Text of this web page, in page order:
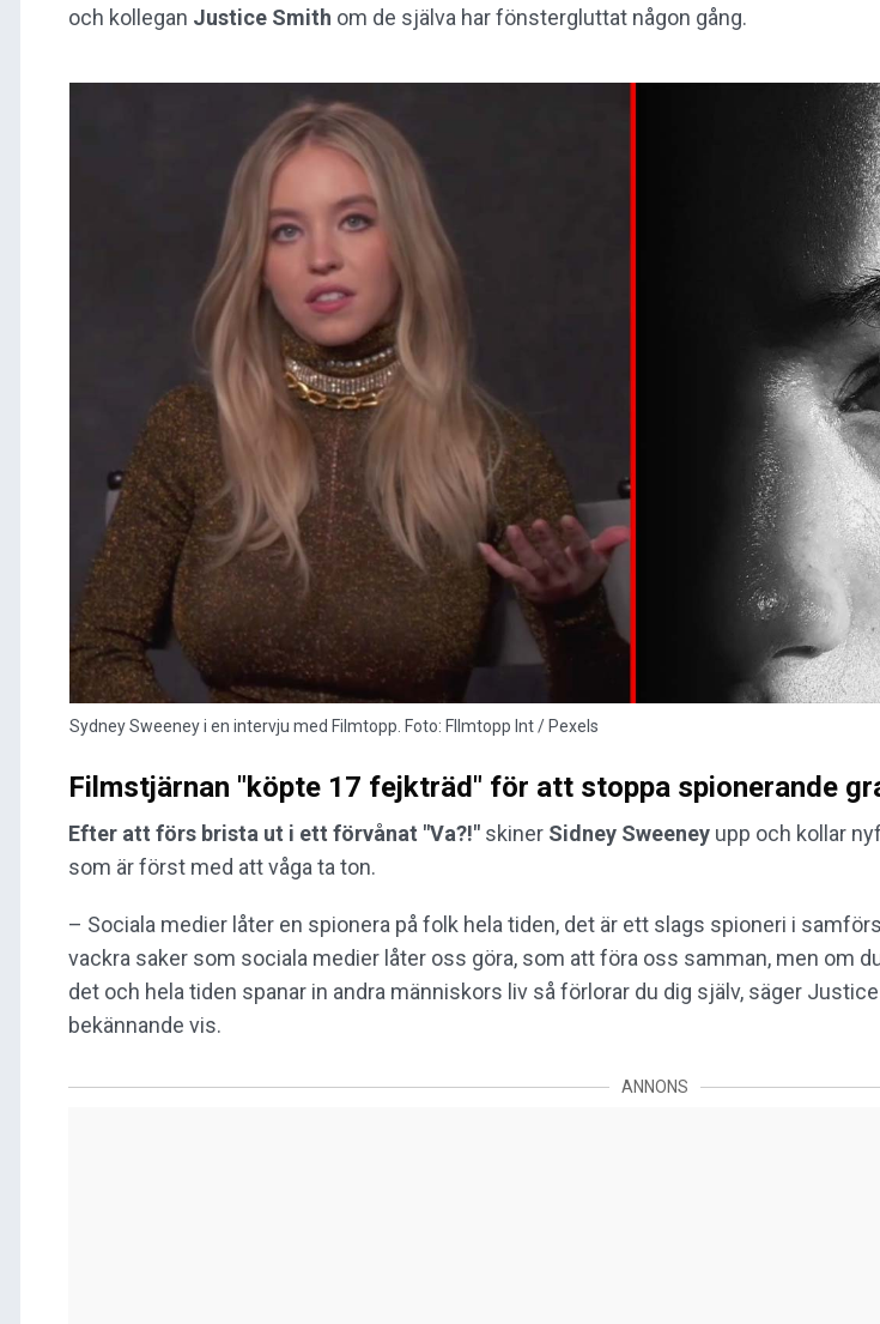
och kollegan Justice Smith om de själva har fönstergluttat någon gång.
Sydney Sweeney i en intervju med Filmtopp. Foto: FIlmtopp Int / Pexels
Filmstjärnan "köpte 17 fejkträd" för att stoppa spionerande
Efter att förs brista ut i ett förvånat "Va?!" skiner Sidney Sweeney upp och kollar
som är först med att våga ta ton.
– Sociala medier låter en spionera på folk hela tiden, det är ett slags spioneri i
vackra saker som sociala medier låter oss göra, som att föra oss samman, men om
det och hela tiden spanar in andra människors liv så förlorar du dig själv, säger
bekännande vis.
ANNONS